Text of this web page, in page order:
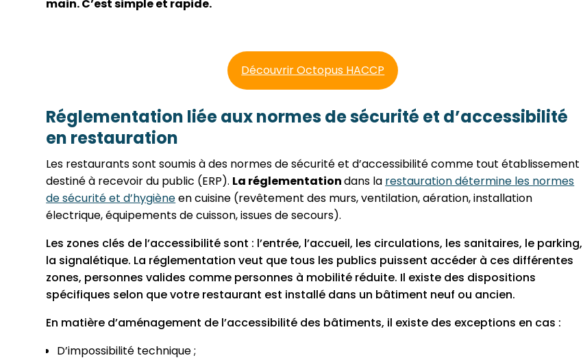
main. C’est simple et rapide.
Découvrir Octopus HACCP
Réglementation liée aux normes de sécurité et d’accessibilité
en restauration
Les restaurants sont soumis à des normes de sécurité et d’accessibilité comme tout établissement
destiné à recevoir du public (ERP). La réglementationdans la restauration détermine les normes
de sécurité et d’hygièneen cuisine (revêtement des murs, ventilation, aération, installation
électrique, équipements de cuisson, issues de secours).
Les zones clés de l’accessibilité sont : l’entrée, l’accueil, les circulations, les sanitaires, le parking,
la signalétique. La réglementation veut que tous les publics puissent accéder à ces différentes
zones, personnes valides comme personnes à mobilité réduite. Il existe des dispositions
spécifiques selon que votre restaurant est installé dans un bâtiment neuf ou ancien.
En matière d’aménagement de l’accessibilité des bâtiments, il existe des exceptions en cas :
D’impossibilité technique ;